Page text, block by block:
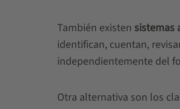
También existen sistemas
identifican, cuentan,
independientemente del
Otra alternativa son los